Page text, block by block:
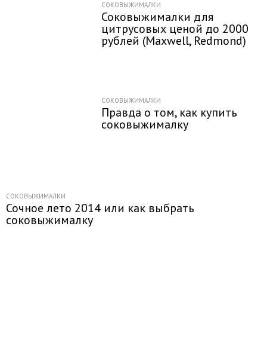
СОКОВЫЖИМАЛКИ
Соковыжималки для
цитрусовых ценой до 2000
рублей (Maxwell, Redmond)
СОКОВЫЖИМАЛКИ
Правда о том, как купить
соковыжималку
СОКОВЫЖИМАЛКИ
Сочное лето 2014 или как выбрать
соковыжималку